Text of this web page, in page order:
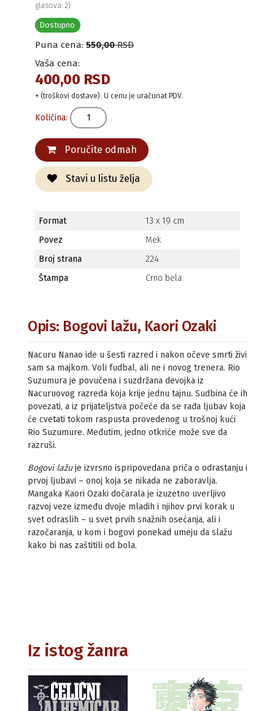
glasova: 2)
Dostupno
Puna cena: 550,00RSD
Vaša cena:
400,00 RSD
+ (troškovi dostave). U cenu je uračunat PDV.
Količina:
Poručite odmah
Stavi u listu želja
Format
13 x 19 cm
Povez
Mek
Broj strana
224
Štampa
Crno bela
Opis: Bogovi lažu, Kaori Ozaki
Nacuru Nanao ide u šesti razred i nakon očeve smrti živi
sam sa majkom. Voli fudbal, ali ne i novog trenera. Rio
Suzumura je povučena i suzdržana devojka iz
Nacuruovog razreda koja krije jednu tajnu. Sudbina će ih
povezati, a iz prijateljstva počeće da se rađa ljubav koja
će cvetati tokom raspusta provedenog u trošnoj kući
Rio Suzumure. Međutim, jedno otkriće može sve da
razruši.
Bogovi lažuje izvrsno ispripovedana priča o odrastanju i
prvoj ljubavi – onoj koja se nikada ne zaboravlja.
Mangaka Kaori Ozaki dočarala je izuzetno uverljivo
razvoj veze između dvoje mladih i njihov prvi korak u
svet odraslih – u svet prvih snažnih osećanja, ali i
razočaranja, u kom i bogovi ponekad umeju da slažu
kako bi nas zaštitili od bola.
Iz istog žanra